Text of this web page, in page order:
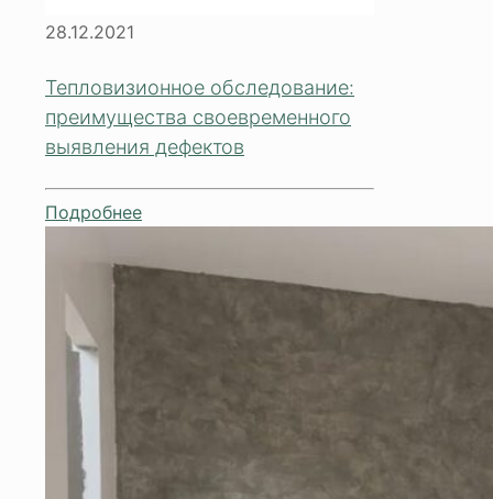
28.12.2021
Тепловизионное обследование:
преимущества своевременного
выявления дефектов
Подробнее